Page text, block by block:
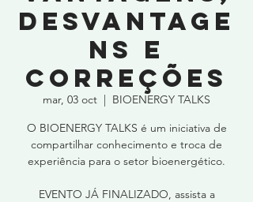
Desvantage
ns e
Correções
mar, 03 oct
  |
BIOENERGY TALKS
O BIOENERGY TALKS é um iniciativa de
compartilhar conhecimento e troca de
experiência para o setor bioenergético.
EVENTO JÁ FINALIZADO, assista a